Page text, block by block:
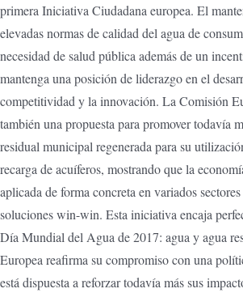
primera Iniciativa Ciudadana europea. El
elevadas normas de calidad del agua de
necesidad de salud pública además de un
mantenga una posición de liderazgo en el
competitividad y la innovación. La Comisión
también una propuesta para promover todavía
residual municipal regenerada para su
recarga de acuíferos, mostrando que la
aplicada de forma concreta en variados
soluciones win-win. Esta iniciativa encaja
Día Mundial del Agua de 2017: agua y agua
Europea reafirma su compromiso con una
está dispuesta a reforzar todavía más sus